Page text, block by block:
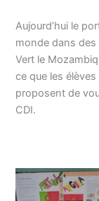
Aujourd’hui le
monde dans des
Vert le
ce que les
proposent de
CDI.